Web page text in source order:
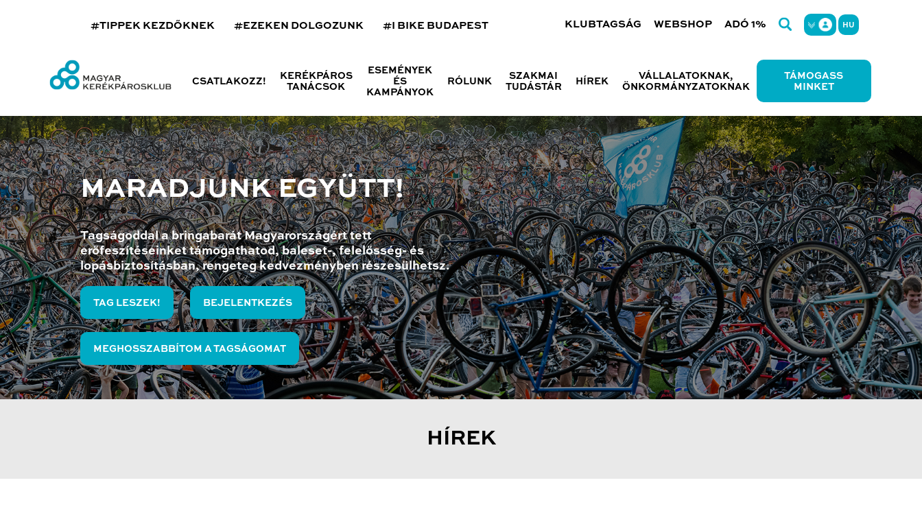
#TIPPEK KEZDŐKNEK #EZEKEN DOLGOZUNK #I BIKE BUDAPEST KLUBTAGSÁG WEBSHOP ADÓ 1% HU
CSATLAKOZZ!
KERÉKPÁROS
TANÁCSOK
ESEMÉNYEK
ÉS
KAMPÁNYOK
RÓLUNK
SZAKMAI
TUDÁSTÁR
HÍREK
VÁLLALATOKNAK,
ÖNKORMÁNYZATOKNAK
TÁMOGASS
MINKET
MARADJUNK EGYÜTT!
Tagságoddal a bringabarát Magyarországért tett
erőfeszítéseinket támogathatod, baleset-, felelősség- és
lopásbiztosításban, rengeteg kedvezményben részesülhetsz.
TAG LESZEK! BEJELENTKEZÉS
MEGHOSSZABBÍTOM A TAGSÁGOMAT
HÍREK